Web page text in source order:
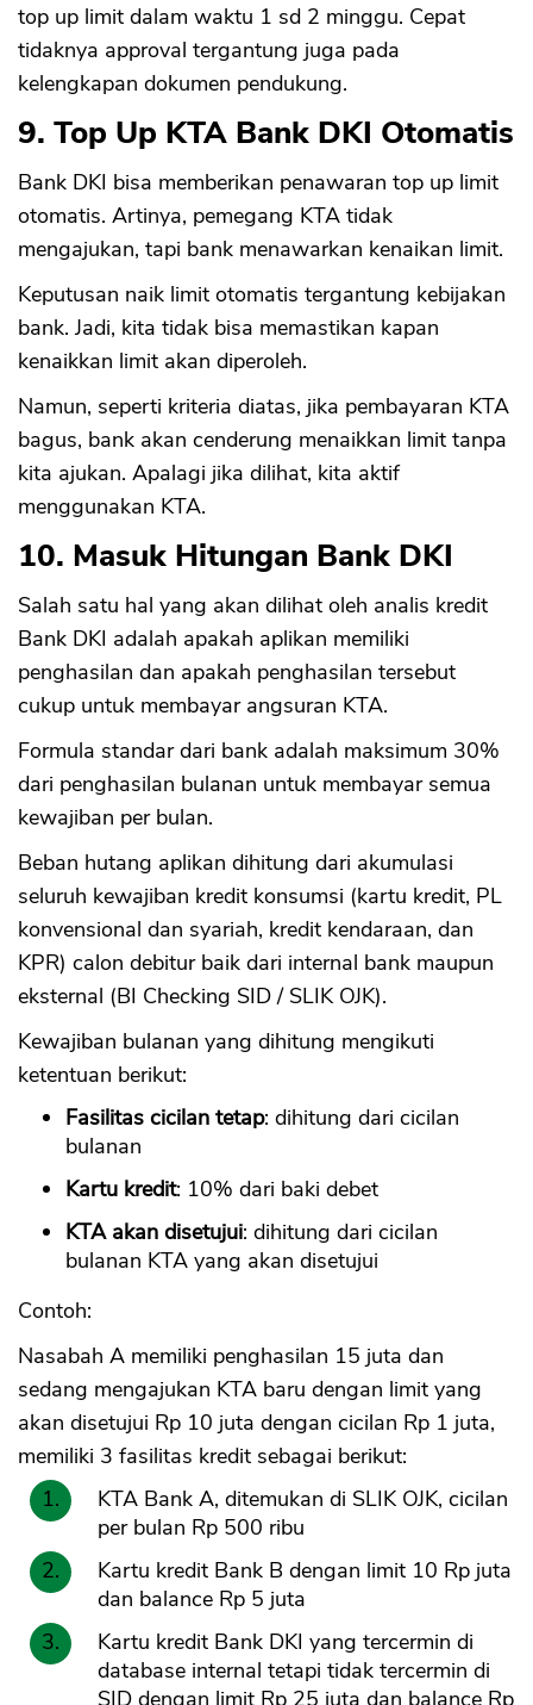
top up limit dalam waktu 1 sd 2 minggu. Cepat
tidaknya approval tergantung juga pada
kelengkapan dokumen pendukung.
9. Top Up KTA Bank DKI Otomatis
Bank DKI bisa memberikan penawaran top up limit
otomatis. Artinya, pemegang KTA tidak
mengajukan, tapi bank menawarkan kenaikan limit.
Keputusan naik limit otomatis tergantung kebijakan
bank. Jadi, kita tidak bisa memastikan kapan
kenaikkan limit akan diperoleh.
Namun, seperti kriteria diatas, jika pembayaran KTA
bagus, bank akan cenderung menaikkan limit tanpa
kita ajukan. Apalagi jika dilihat, kita aktif
menggunakan KTA.
10. Masuk Hitungan Bank DKI
Salah satu hal yang akan dilihat oleh analis kredit
Bank DKI adalah apakah aplikan memiliki
penghasilan dan apakah penghasilan tersebut
cukup untuk membayar angsuran KTA.
Formula standar dari bank adalah maksimum 30%
dari penghasilan bulanan untuk membayar semua
kewajiban per bulan.
Beban hutang aplikan dihitung dari akumulasi
seluruh kewajiban kredit konsumsi (kartu kredit, PL
konvensional dan syariah, kredit kendaraan, dan
KPR) calon debitur baik dari internal bank maupun
eksternal (BI Checking SID / SLIK OJK).
Kewajiban bulanan yang dihitung mengikuti
ketentuan berikut:
Fasilitas cicilan tetap: dihitung dari cicilan
bulanan
Kartu kredit: 10% dari baki debet
KTA akan disetujui: dihitung dari cicilan
bulanan KTA yang akan disetujui
Contoh:
Nasabah A memiliki penghasilan 15 juta dan
sedang mengajukan KTA baru dengan limit yang
akan disetujui Rp 10 juta dengan cicilan Rp 1 juta,
memiliki 3 fasilitas kredit sebagai berikut:
KTA Bank A, ditemukan di SLIK OJK, cicilan
per bulan Rp 500 ribu
Kartu kredit Bank B dengan limit 10 Rp juta
dan balance Rp 5 juta
Kartu kredit Bank DKI yang tercermin di
database internal tetapi tidak tercermin di
OK
CANCEL